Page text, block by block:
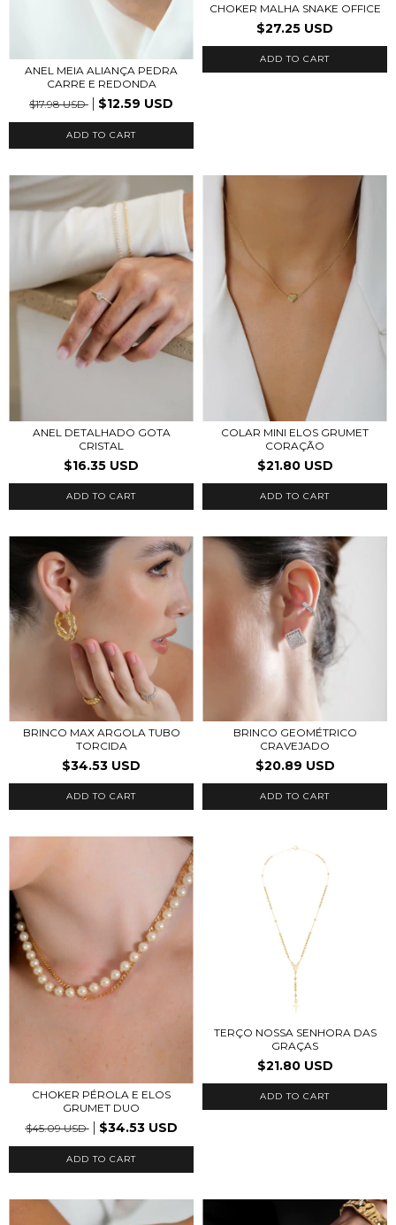
ANEL MEIA ALIANÇA PEDRA
CARRE E REDONDA
$17.98 USD
$12.59 USD
ADD TO CART
CHOKER MALHA SNAKE OFFICE
$27.25 USD
ADD TO CART
ANEL DETALHADO GOTA
CRISTAL
$16.35 USD
ADD TO CART
COLAR MINI ELOS GRUMET
CORAÇÃO
$21.80 USD
ADD TO CART
BRINCO MAX ARGOLA TUBO
TORCIDA
$34.53 USD
ADD TO CART
BRINCO GEOMÉTRICO
CRAVEJADO
$20.89 USD
ADD TO CART
CHOKER PÉROLA E ELOS
GRUMET DUO
$45.09 USD
$34.53 USD
ADD TO CART
TERÇO NOSSA SENHORA DAS
GRAÇAS
$21.80 USD